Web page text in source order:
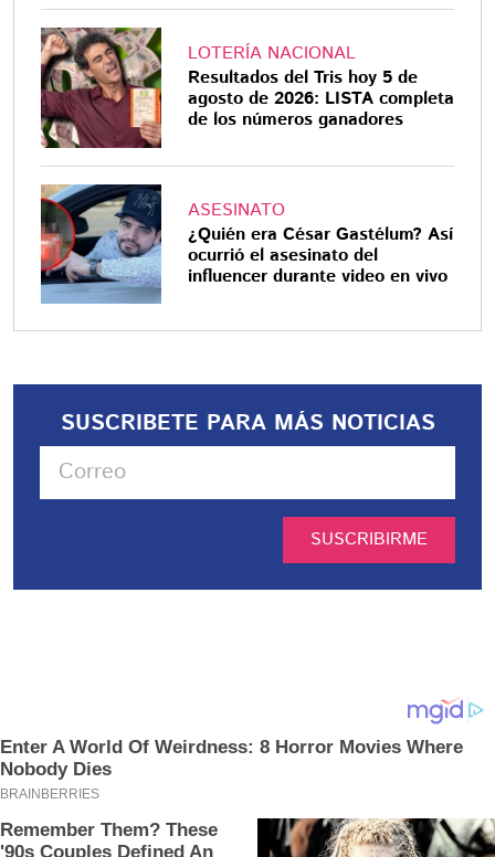
LOTERÍA NACIONAL
Resultados del Tris hoy 5 de
agosto de 2026: LISTA completa
de los números ganadores
ASESINATO
¿Quién era César Gastélum? Así
ocurrió el asesinato del
influencer durante video en vivo
SUSCRIBETE PARA MÁS NOTICIAS
SUSCRIBIRME